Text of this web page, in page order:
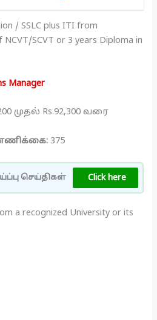
/ SSLC plus ITI from
SCVT or 3 years Diploma in
முதல் Rs.92,300 வரை
375
செய்திகள் Click here
a recognized University or its